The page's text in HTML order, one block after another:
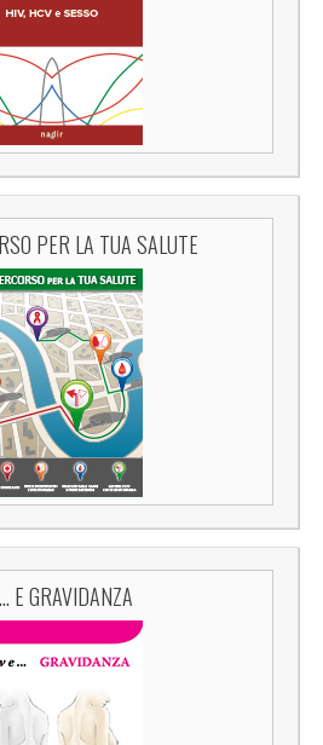
PER LA TUA SALUTE
E GRAVIDANZA